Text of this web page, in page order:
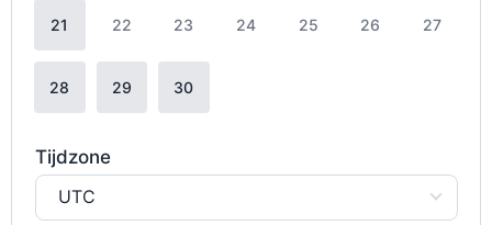
21 22 23 24 25 26 27
28 29 30
Tijdzone
UTC